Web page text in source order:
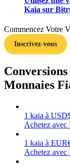
Gagner
Kaia sur
Commencez Votre
Inscrivez-vous
Monnaies
1 kaia à USD
Achetez avec
1 kaia à EUR
Achetez avec